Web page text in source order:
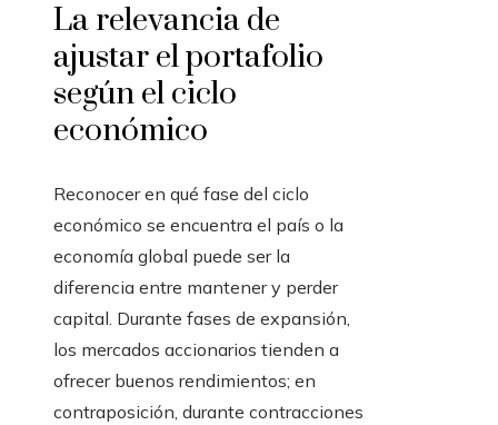
La relevancia de
ajustar el portafolio
según el ciclo
económico
Reconocer en qué fase del ciclo
económico se encuentra el país o la
economía global puede ser la
diferencia entre mantener y perder
capital. Durante fases de expansión,
los mercados accionarios tienden a
ofrecer buenos rendimientos; en
contraposición, durante contracciones